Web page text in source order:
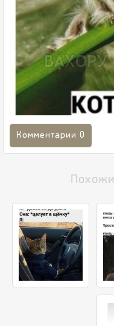
Комментарии 0